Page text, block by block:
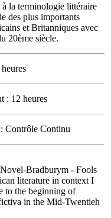
la terminologie littéraire
des plus importants
et Britanniques avec
20ème siècle.
: 12 heures
Contrôle Continu
Bradburym - Fools
literature in context I
to the beginning of
in the Mid-Twentieh